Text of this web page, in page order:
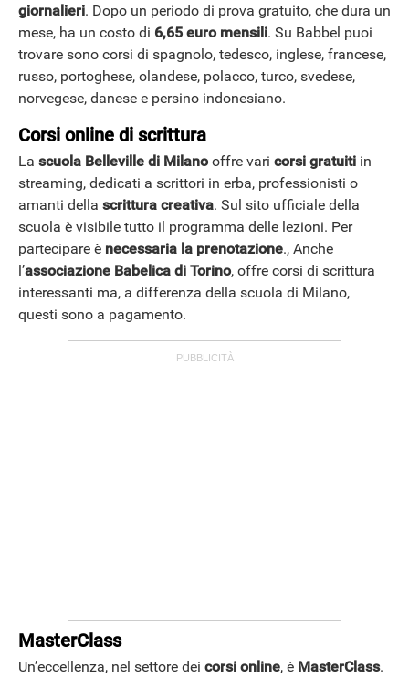
giornalieri. Dopo un periodo di prova gratuito, che dura un
mese, ha un costo di 6,65 euro mensili. Su Babbel puoi
trovare sono corsi di spagnolo, tedesco, inglese, francese,
russo, portoghese, olandese, polacco, turco, svedese,
norvegese, danese e persino indonesiano.
Corsi online di scrittura
La scuola Belleville di Milanooffre vari corsi gratuiti in
streaming, dedicati a scrittori in erba, professionisti o
amanti della scrittura creativa. Sul sito ufficiale della
scuola è visibile tutto il programma delle lezioni. Per
partecipare è necessaria la prenotazione., Anche
l’associazione Babelica di Torino, offre corsi di scrittura
interessanti ma, a differenza della scuola di Milano,
questi sono a pagamento.
MasterClass
Un’eccellenza, nel settore dei corsi online, è MasterClass.